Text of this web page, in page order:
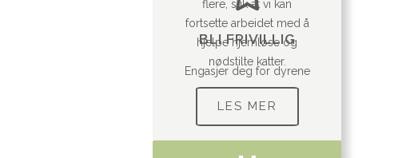
BLI FRIVILLIG
Engasjer deg for dyrene
flere, slik at vi kan
fortsette arbeidet med å
hjelpe hjemløse og
nødstilte katter.
LES MER